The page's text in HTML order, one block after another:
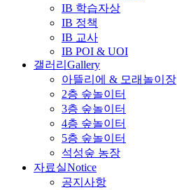
IB 학습자상
IB 정책
IB 교사
IB POI & UOI
갤러리 Gallery
아뜰리에 & 모래놀이장
2층 숲놀이터
3층 숲놀이터
4층 숲놀이터
5층 숲놀이터
석성숲 농장
자료실Notice
공지사항